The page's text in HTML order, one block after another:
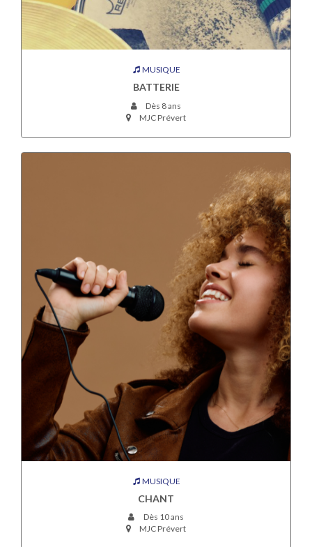
MUSIQUE
BATTERIE
Dès 8 ans
MJC Prévert
MUSIQUE
CHANT
Dès 10 ans
MJC Prévert